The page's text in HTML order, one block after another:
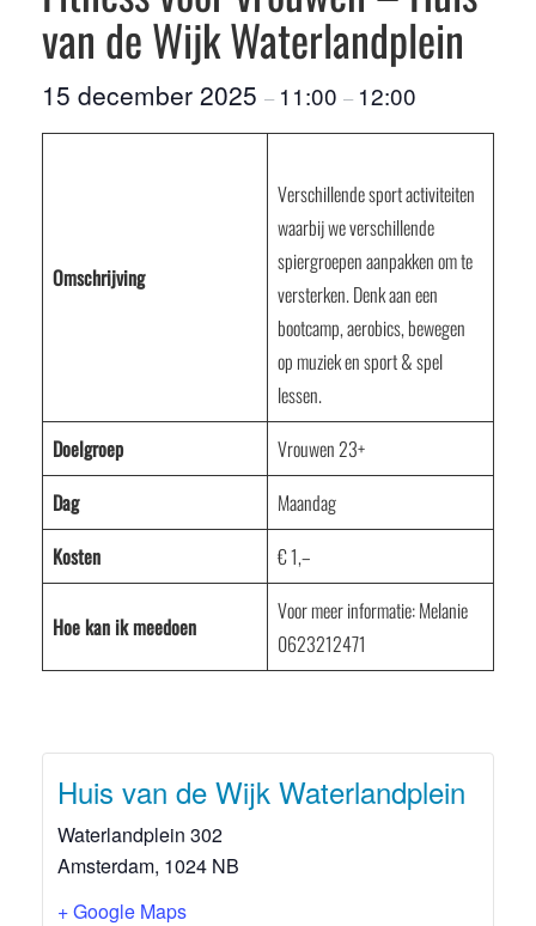
van de Wijk Waterlandplein
15 december 2025 – 11:00 – 12:00
Omschrijving
Verschillende sport activiteiten
waarbij we verschillende
spiergroepen aanpakken om te
versterken. Denk aan een
bootcamp, aerobics, bewegen
op muziek en sport & spel
lessen.
Doelgroep
Vrouwen 23+
Dag
Maandag
Kosten
€ 1,–
Hoe kan ik meedoen
Voor meer informatie: Melanie
0623212471
Huis van de Wijk Waterlandplein
Waterlandplein 302
Amsterdam, 1024 NB
+ Google Maps